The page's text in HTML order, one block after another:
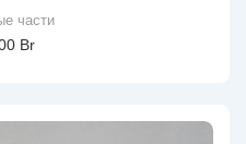
части
Br